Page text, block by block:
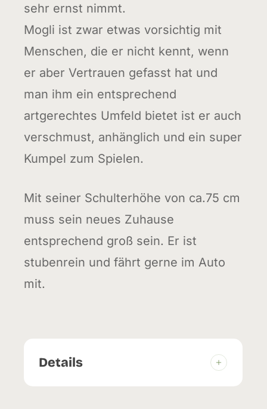
sehr ernst nimmt.
Mogli ist zwar etwas vorsichtig mit
Menschen, die er nicht kennt, wenn
er aber Vertrauen gefasst hat und
man ihm ein entsprechend
artgerechtes Umfeld bietet ist er auch
verschmust, anhänglich und ein super
Kumpel zum Spielen.
Mit seiner Schulterhöhe von ca.75 cm
muss sein neues Zuhause
entsprechend groß sein. Er ist
stubenrein und fährt gerne im Auto
mit.
Details